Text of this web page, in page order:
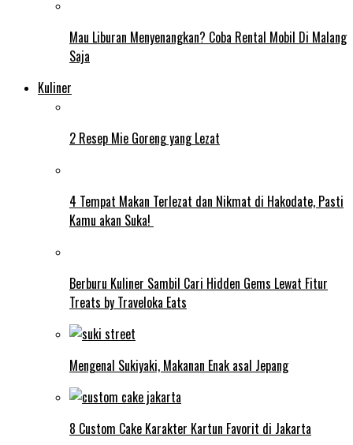
Mau Liburan Menyenangkan? Coba Rental Mobil Di Malang
Saja
Kuliner
2 Resep Mie Goreng yang Lezat
4 Tempat Makan Terlezat dan Nikmat di Hakodate, Pasti
Kamu akan Suka!
Berburu Kuliner Sambil Cari Hidden Gems Lewat Fitur
Treats by Traveloka Eats
Mengenal Sukiyaki, Makanan Enak asal Jepang
8 Custom Cake Karakter Kartun Favorit di Jakarta